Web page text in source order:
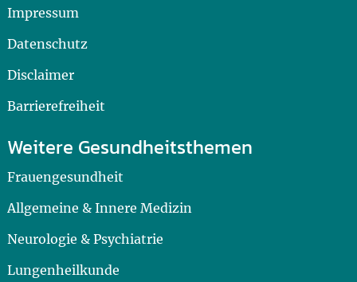
Impressum
Datenschutz
Disclaimer
Barrierefreiheit
Weitere Gesundheitsthemen
Frauengesundheit
Allgemeine & Innere Medizin
Neurologie & Psychiatrie
Lungenheilkunde